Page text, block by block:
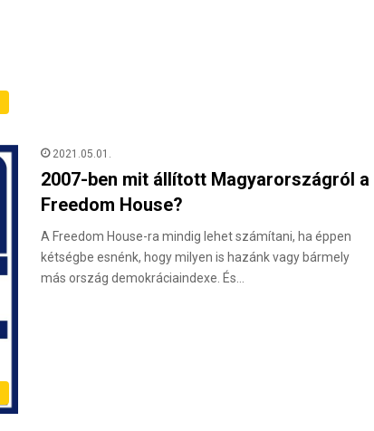
2021.05.01.
2007-ben mit állított Magyarországról a
Freedom House?
A Freedom House-ra mindig lehet számítani, ha éppen
kétségbe esnénk, hogy milyen is hazánk vagy bármely
más ország demokráciaindexe. És…